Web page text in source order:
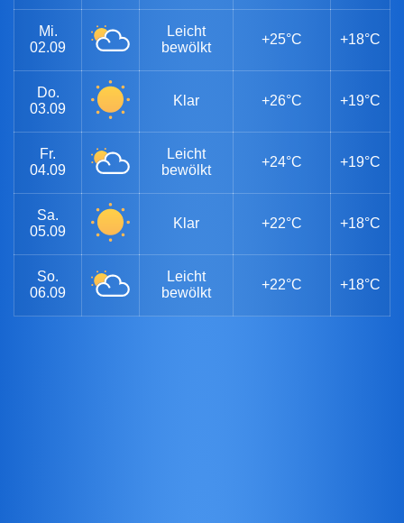
Mi.
02.09
Leicht
bewölkt
+25°C +18°C
Do.
03.09
Klar +26°C +19°C
Fr.
04.09
Leicht
bewölkt
+24°C +19°C
Sa.
05.09
Klar +22°C +18°C
So.
06.09
Leicht
bewölkt
+22°C +18°C